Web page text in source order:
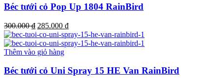
thể
chọn
trên
trang
sản
này
có
nhiều
biến
thể.
Các
tùy
chọn
có
Béc tưới cỏ Pop Up 1804 RainBird
300.000₫ Giá
gốc
là:
300.000 ₫.
285.000 ₫Giá
hiện
tại
Thêm vào giỏ hàng
Béc tưới cỏ Uni Spray 15 HE Van RainBird